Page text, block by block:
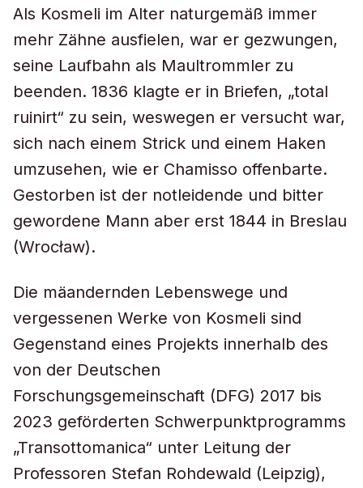
Als Kosmeli im Alter naturgemäß immer
mehr Zähne ausfielen, war er gezwungen,
seine Laufbahn als Maultrommler zu
beenden. 1836 klagte er in Briefen, „total
ruinirt“ zu sein, weswegen er versucht war,
sich nach einem Strick und einem Haken
umzusehen, wie er Chamisso offenbarte.
Gestorben ist der notleidende und bitter
gewordene Mann aber erst 1844 in Breslau
(Wrocław).
Die mäandernden Lebenswege und
vergessenen Werke von Kosmeli sind
Gegenstand eines Projekts innerhalb des
von der Deutschen
Forschungsgemeinschaft (DFG) 2017 bis
2023 geförderten Schwerpunktprogramms
„Transottomanica“ unter Leitung der
Professoren Stefan Rohdewald (Leipzig),